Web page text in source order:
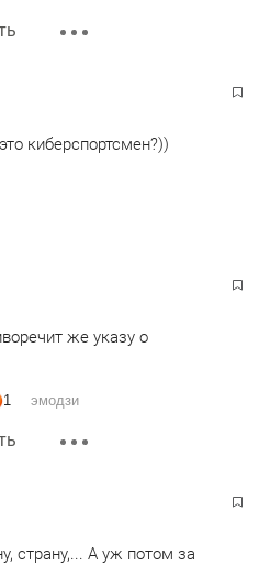
киберспортсмен?))
же указу о
1 эмодзи
страну,... А уж потом за